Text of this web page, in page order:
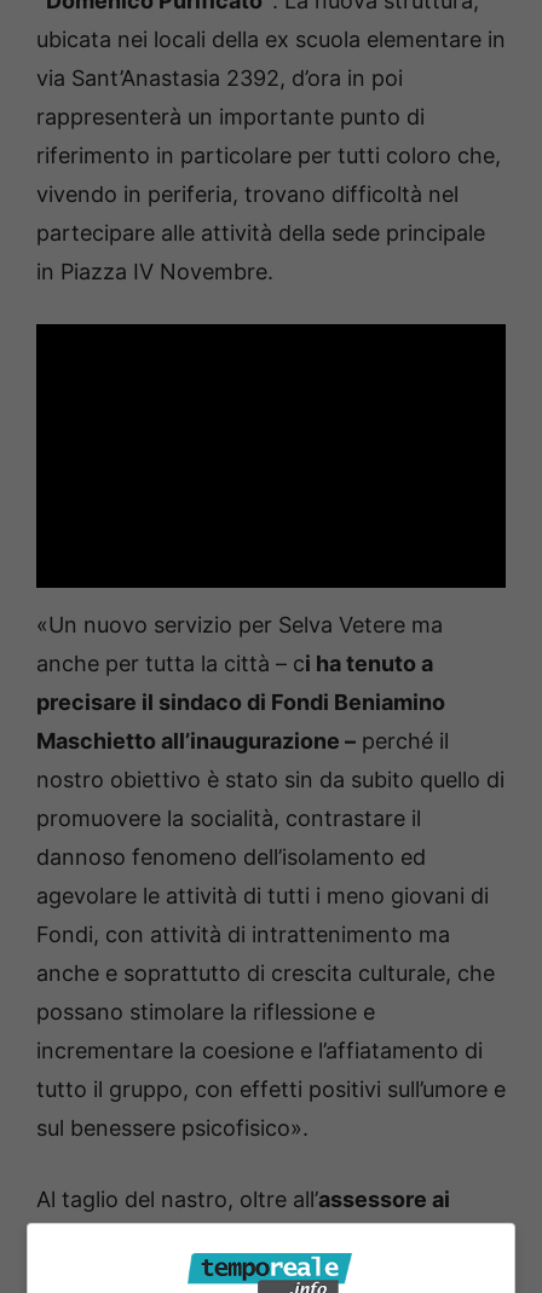
ubicata nei locali della ex scuola elementare in
via Sant’Anastasia 2392, d’ora in poi
rappresenterà un importante punto di
riferimento in particolare per tutti coloro che,
vivendo in periferia, trovano difficoltà nel
partecipare alle attività della sede principale
in Piazza IV Novembre.
«Un nuovo servizio per Selva Vetere ma
anche per tutta la città – ci ha tenuto a
precisare il sindaco di Fondi Beniamino
Maschietto all’inaugurazione – perché il
nostro obiettivo è stato sin da subito quello di
promuovere la socialità, contrastare il
dannoso fenomeno dell’isolamento ed
agevolare le attività di tutti i meno giovani di
Fondi, con attività di intrattenimento ma
anche e soprattutto di crescita culturale, che
possano stimolare la riflessione e
incrementare la coesione e l’affiatamento di
tutto il gruppo, con effetti positivi sull’umore e
sul benessere psicofisico».
Al taglio del nastro, oltre all’assessore ai
delegato alle politiche della Terza Età